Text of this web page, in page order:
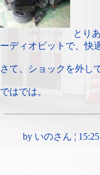
とり
ーディオピットで、快
さて、ショックを外し
ではでは。
by いのさん ¦